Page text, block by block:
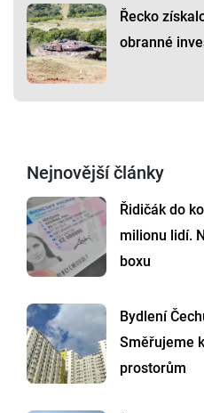
Řecko
obranné
Nejnovější články
Řidičák do
milionu lidí.
boxu
Bydlení
Směřujeme
prostorům